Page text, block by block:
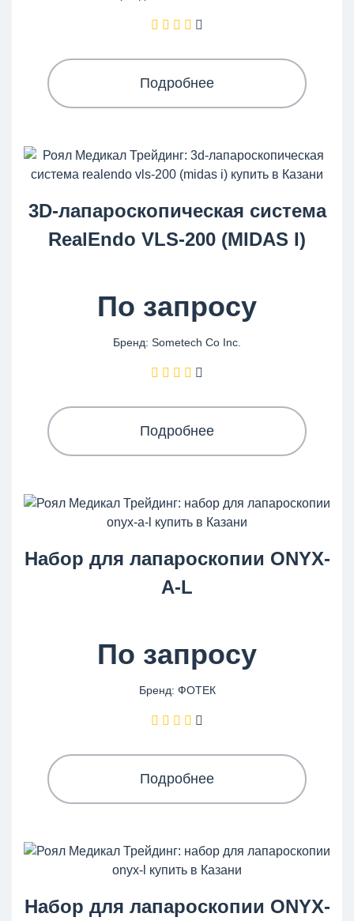
Подробнее
3D-лапароскопическая система
RealEndo VLS-200 (MIDAS I)
По запросу
Бренд: Sometech Co Inc.
Подробнее
Набор для лапароскопии ONYX-
A-L
По запросу
Бренд: ФОТЕК
Подробнее
Набор для лапароскопии ONYX-